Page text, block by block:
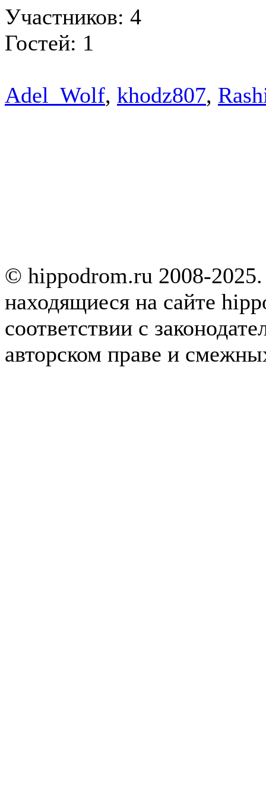
Участников: 4
Гостей: 1
Adel_Wolf, khodz807,
© hippodrom.ru 2008-
находящиеся на сайте
соответствии с
авторском праве и